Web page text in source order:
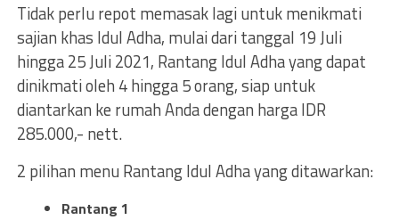
Tidak perlu repot memasak lagi untuk menikmati
sajian khas Idul Adha, mulai dari tanggal 19 Juli
hingga 25 Juli 2021, Rantang Idul Adha yang dapat
dinikmati oleh 4 hingga 5 orang, siap untuk
diantarkan ke rumah Anda dengan harga IDR
285.000,- nett.
2 pilihan menu Rantang Idul Adha yang ditawarkan:
Rantang 1